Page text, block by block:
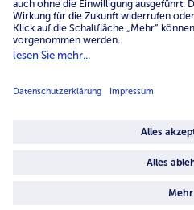
Service
Unternehmen
Über uns